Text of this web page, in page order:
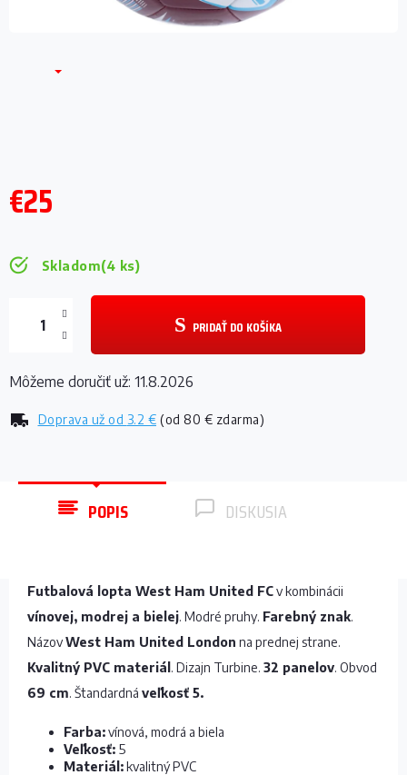
€25
Skladom(4 ks)
Doprava už od 3.2 € (od 80 € zdarma)
PRIDAŤ DO KOŠÍKA
Môžeme doručiť už: 11.8.2026
POPIS DISKUSIA
Futbalová lopta West Ham United FCv kombinácii
vínovej, modrej a bielej. Modré pruhy. Farebný znak.
NázovWest Ham United London na prednej strane.
Kvalitný PVC materiál . Dizajn Turbine. 32 panelov. Obvod
69 cm. Štandardná veľkosť 5.
Farba:vínová, modrá a biela
Veľkosť: 5
Materiál:kvalitný PVC